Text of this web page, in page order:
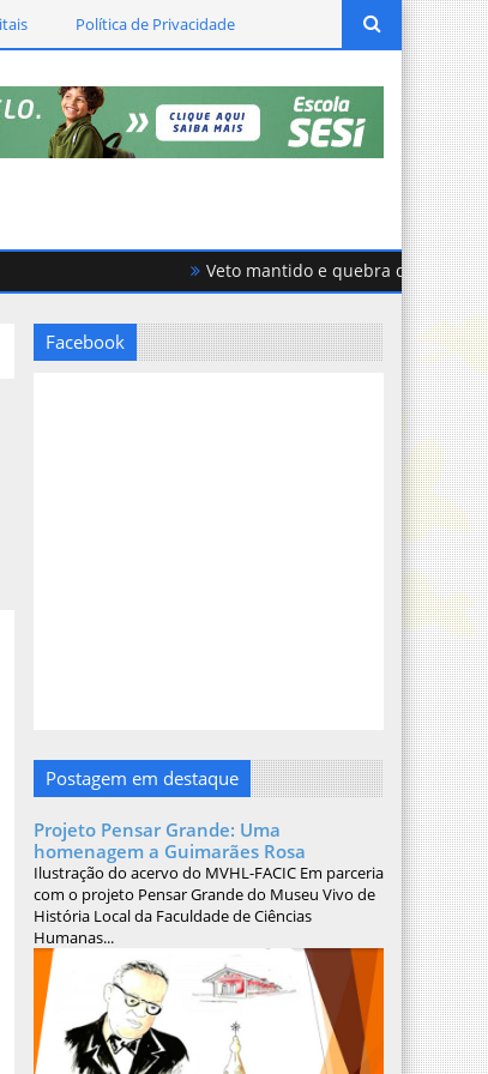
Política de Privacidade
Veto mantido e quebra de acordo
Facebook
Postagem em destaque
Projeto Pensar Grande: Uma
homenagem a Guimarães Rosa
Ilustração do acervo do MVHL-FACIC Em parceria
com o projeto Pensar Grande do Museu Vivo de
História Local da Faculdade de Ciências
Humanas...